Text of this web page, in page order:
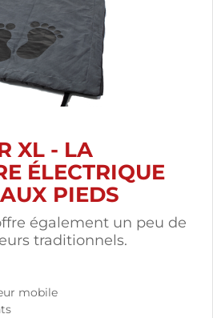
XL - LA
ÉLECTRIQUE
PIEDS
également un peu de
traditionnels.
mobile